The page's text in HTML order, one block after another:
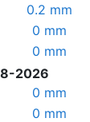
0.2 mm
0 mm
0 mm
2026
0 mm
0 mm